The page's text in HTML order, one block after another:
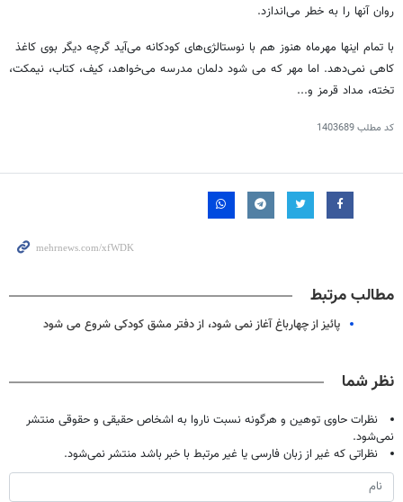
روان آنها را به خطر می‌اندازد.
با تمام اینها مهرماه هنوز هم با نوستالژی‌های کودکانه می‌آید گرچه دیگر بوی کاغذ
کاهی نمی‌دهد. اما مهر که می شود دلمان مدرسه می‌خواهد، کیف، کتاب، نیمکت،
تخته، مداد قرمز و...
کد مطلب1403689
مطالب مرتبط
پائیز از چهارباغ آغاز نمی شود، از دفتر مشق کودکی شروع می شود
نظر شما
نظرات حاوی توهین و هرگونه نسبت ناروا به اشخاص حقیقی و حقوقی منتشر
نمی‌شود.
نظراتی که غیر از زبان فارسی یا غیر مرتبط با خبر باشد منتشر نمی‌شود.